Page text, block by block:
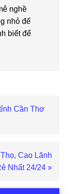
nghề
nhỏ để
biết để
Cần Thơ
Cao Lãnh
Nhất 24/24 »